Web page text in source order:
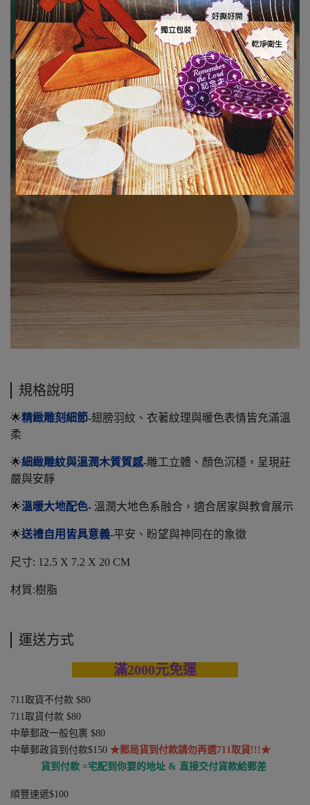
規格說明
🌟精緻雕刻細節-翅膀羽紋、衣著紋理與暖色表情皆充滿溫
柔
🌟細緻雕紋與溫潤木質質感-雕工立體、顏色沉穩，呈現莊
嚴與安靜
🌟溫暖大地配色- 溫潤大地色系融合，適合居家與教會展示
🌟送禮自用皆具意義-平安、盼望與神同在的象徵
尺寸: 12.5 X 7.2 X 20 CM
材質:樹脂
運送方式
滿2000元免運
711取貨不付款 $80
711取貨付款 $80
中華郵政一般包裹 $80
中華郵政貨到付款$150 ★郵局貨到付款請勿再選711取貨!!!★
貨到付款 =宅配到你要的地址 & 直接交付貨款給郵差
順豐速遞$100